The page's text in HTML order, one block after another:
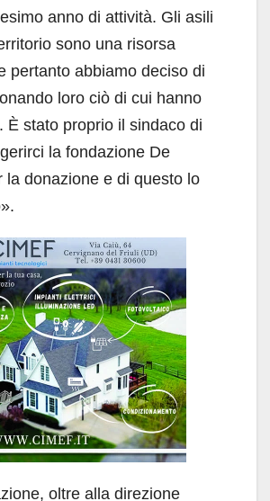
anno di attività. Gli asili
sono una risorsa
pertanto abbiamo deciso di
loro ciò di cui hanno
È stato proprio il sindaco di
la fondazione De
la donazione e di questo lo
oltre alla direzione